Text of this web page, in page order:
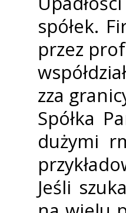
spółek.
przez
zza
Spółka
dużymi
Jeśli